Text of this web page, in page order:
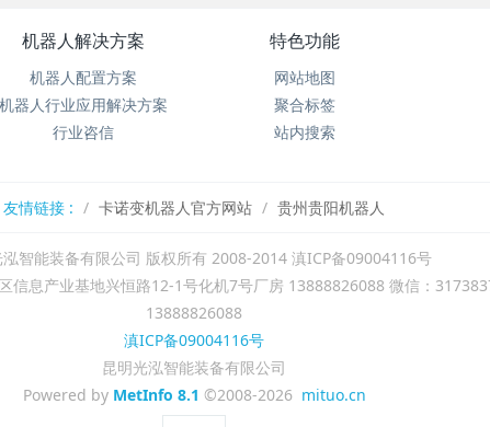
机器人解决方案
机器人配置方案
机器人行业应用解决方案
行业咨信
特色功能
网站地图
聚合标签
站内搜索
友情链接 : 卡诺变机器人官方网站 贵州贵阳机器人
泓智能装备有限公司 版权所有 2008-2014 滇ICP备09004116号
信息产业基地兴恒路12-1号化机7号厂房 13888826088 微信：
13888826088
滇ICP备09004116号
昆明光泓智能装备有限公司
Powered by MetInfo 8.1 ©2008-2026 mituo.cn